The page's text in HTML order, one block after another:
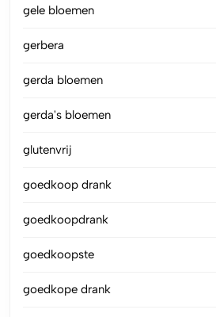
gele bloemen
gerbera
gerda bloemen
gerda's bloemen
glutenvrij
goedkoop drank
goedkoopdrank
goedkoopste
goedkope drank